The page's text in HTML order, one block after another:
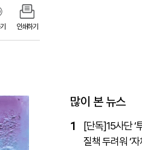
인쇄하기
많이 본 뉴스
1
[단독]15사단 ‘
질책 두려워 ‘자